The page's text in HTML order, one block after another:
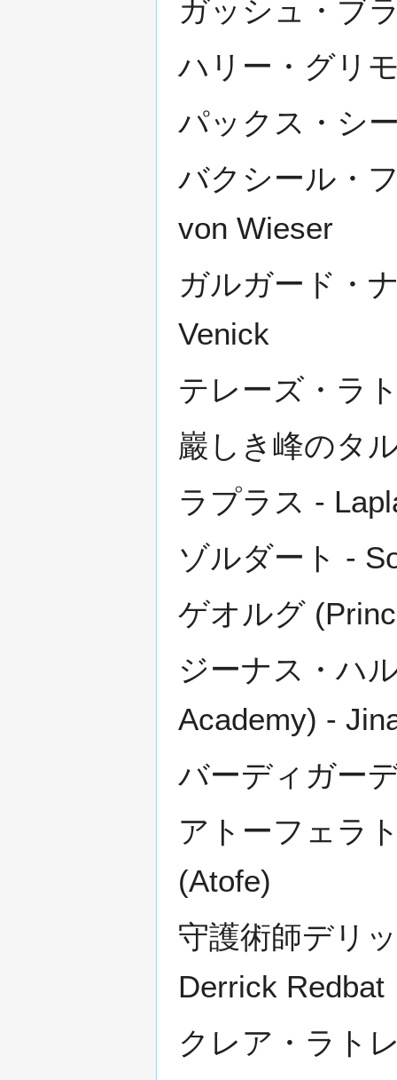
ガッシュ・ブ
ハリー・グリ
パックス・シ
バクシール・
von Wieser
ガルガード・
Venick
テレーズ・ラ
巖しき峰のタ
ラプラス -
ゾルダート -
ゲオルグ
ジーナス・ハ
Academy) -
バーディガー
アトーフェラ
(Atofe)
守護術師デリ
Derrick Redbat
クレア・ラト